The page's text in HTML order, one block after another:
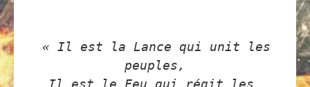
« Il est la Lance qui unit les
peuples,
Il est le Feu qui régit les